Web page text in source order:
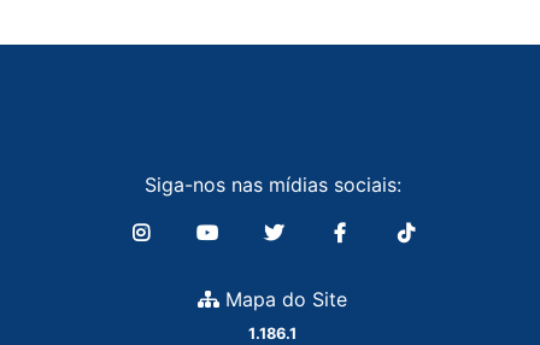
Siga-nos nas mídias sociais:
Mapa do Site
1.186.1